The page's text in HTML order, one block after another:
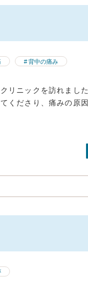
背中の痛み
リニックを訪れまし
くださり、痛みの原